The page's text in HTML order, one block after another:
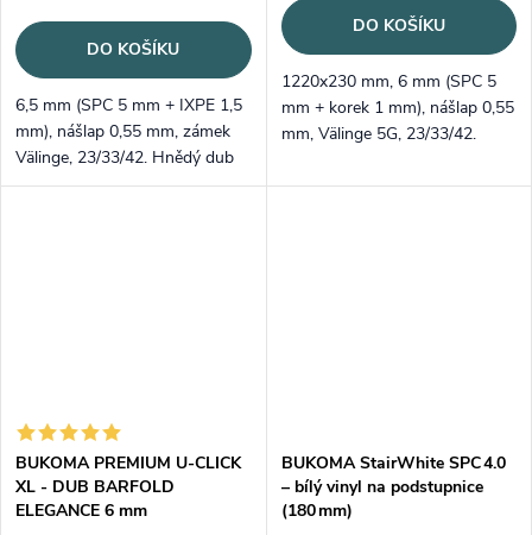
DO KOŠÍKU
6,5 mm (SPC 5 mm + IXPE 1,5
mm), nášlap 0,55 mm, zámek
Välinge, 23/33/42. Hnědý dub
Gladstone, registrovaný
DO KOŠÍKU
1220x230 mm, 6 mm (SPC 5
mm + korek 1 mm), nášlap 0,55
mm, Välinge 5G, 23/33/42.
registrovaný emboss.
BUKOMA PREMIUM U-CLICK
XL - DUB BARFOLD
ELEGANCE 6 mm
BUKOMA StairWhite SPC 4.0
– bílý vinyl na podstupnice
(180 mm)